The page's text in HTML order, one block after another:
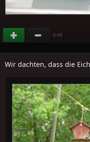
(+15)
Wir dachten, dass die